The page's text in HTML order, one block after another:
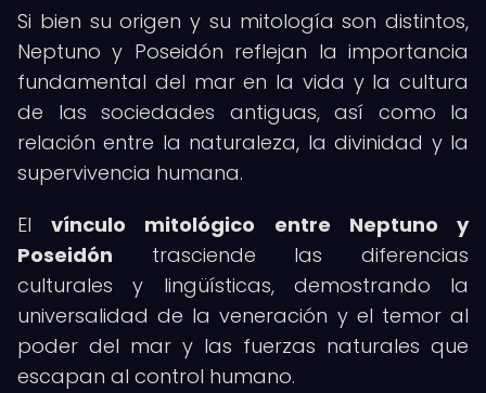
Si bien su origen y su mitología son distintos,
Neptuno y Poseidón reflejan la importancia
fundamental del mar en la vida y la cultura
de las sociedades antiguas, así como la
relación entre la naturaleza, la divinidad y la
supervivencia humana.
Elvínculo mitológico entre Neptuno y
Poseidón trasciende las diferencias
culturales y lingüísticas, demostrando la
universalidad de la veneración y el temor al
poder del mar y las fuerzas naturales que
escapan al control humano.